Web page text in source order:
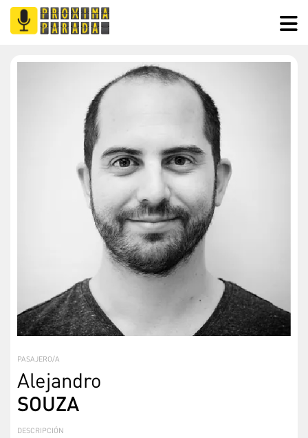
PASAJERO/A
Alejandro
SOUZA
DESCRIPCIÓN